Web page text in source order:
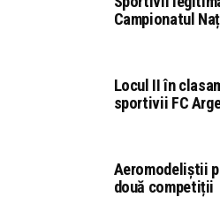
Campionatul
Locul II în
sportivii FC
Aeromodeliștii
două competiții